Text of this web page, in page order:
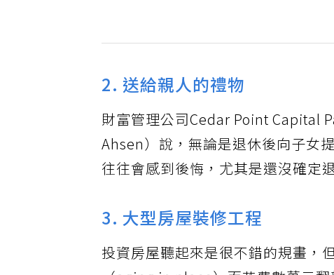
2. 送給親人的禮物
財富管理公司Cedar Point Capital
Ahsen）說，無論是退休後向子女
往往會感到後悔，尤其是還沒確定
3. 大型房屋裝修工程
投資房屋聽起來是很不錯的規畫，